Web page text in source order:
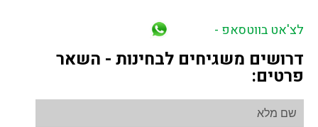
לצ'אט בווטסאפ -
דרושים משגיחים לבחינות - השאר
פרטים: